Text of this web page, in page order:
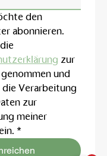
den
abonnieren.
zur
und
Verarbeitung
zur
meiner
*